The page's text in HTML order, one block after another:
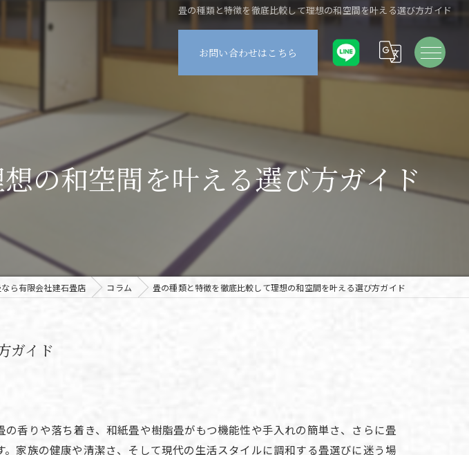
畳の種類と特徴を徹底比較して理想の和空間を叶える選び方ガイド
お問い合わせはこちら
の和空間を叶える選び方ガイド
ら有限会社建石畳店 コラム 畳の種類と特徴を徹底比較して理想の和空間を叶える選び方ガイド
ガイド
香りや落ち着き、和紙畳や樹脂畳がもつ機能性や手入れの簡単さ、さらに畳
家族の健康や清潔さ、そして現代の生活スタイルに調和する畳選びに迷う場